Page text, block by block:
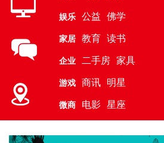
娱乐 公益 佛学
家居 教育 读书
企业 二手房 家具
游戏 商讯 明星
微商 电影 星座